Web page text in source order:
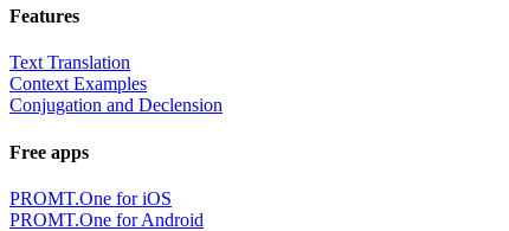
Features
Text Translation
Context Examples
Conjugation and Declension
Free apps
PROMT.One for iOS
PROMT.One for Android